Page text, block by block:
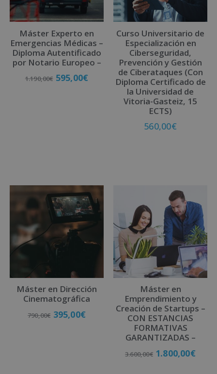
i
v
:
Máster Experto en
Emergencias Médicas –
Diploma Autentificado
por Notario Europeo –
1.190,00€ 595,00€
Curso Universitario de
Especialización en
Ciberseguridad,
Prevención y Gestión
de Ciberataques (Con
Diploma Certificado de
la Universidad de
Vitoria-Gasteiz, 15
ECTS)
560,00€
Máster en Dirección
Cinematográfica
790,00€ 395,00€
Máster en
Emprendimiento y
Creación de Startups –
CON ESTANCIAS
FORMATIVAS
GARANTIZADAS –
3.600,00€ 1.800,00€